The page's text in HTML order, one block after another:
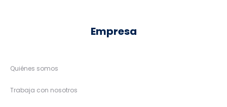
Empresa
Quiénes somos
Trabaja con nosotros